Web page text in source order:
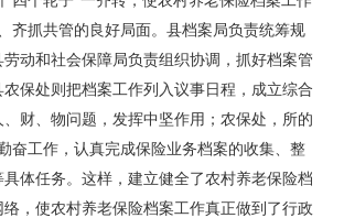
齐抓共管的良好局面。县档案局负责统筹规
动和社会保障局负责组织协调，抓好档案管
保处则把档案工作列入议事日程，成立综合
财、物问题，发挥中坚作用；农保处，所的
奋工作，认真完成保险业务档案的收集、整
体任务。这样，建立健全了农村养老保险档
，使农村养老保险档案工作真正做到了行政